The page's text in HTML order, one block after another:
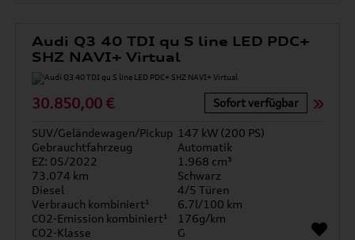
Audi Q3 40 TDI qu S line LED PDC+
SHZ NAVI+ Virtual
30.850,00 € Sofort verfügbar
SUV/Geländewagen/Pickup 147 kW (200 PS)
Gebrauchtfahrzeug
Automatik
EZ: 05/2022
1.968 cm³
73.074 km
Schwarz
Diesel
4/5 Türen
Verbrauch kombiniert¹
6.7l/100 km
CO2-Emission kombiniert¹
176g/km
CO2-Klasse
G